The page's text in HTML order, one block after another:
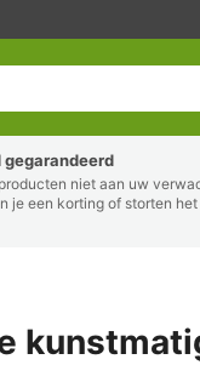
niet aan uw
je een korting of storten